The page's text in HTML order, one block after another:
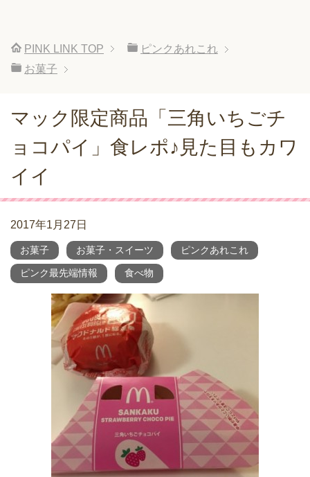
PINK LINK TOP
ピンクあれこれ
お菓子
マック限定商品「三角いちごチ
ョコパイ」食レポ♪見た目もカワ
イイ
2017年1月27日
お菓子 お菓子・スイーツ ピンクあれこれ
ピンク最先端情報 食べ物